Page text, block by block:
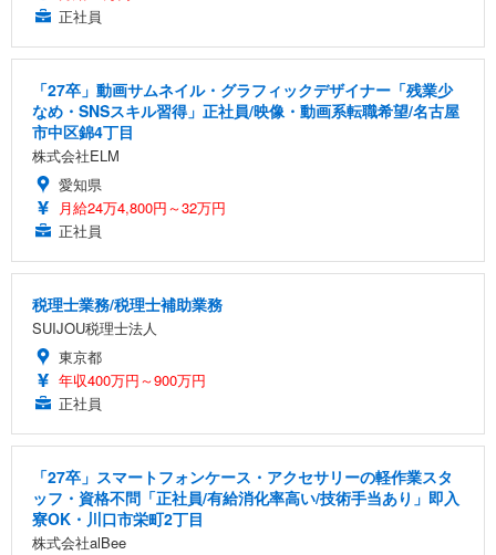
正社員
「27卒」動画サムネイル・グラフィックデザイナー「残業少
なめ・SNSスキル習得」正社員/映像・動画系転職希望/名古屋
市中区錦4丁目
株式会社ELM
愛知県
月給24万4,800円～32万円
正社員
税理士業務/税理士補助業務
SUIJOU税理士法人
東京都
年収400万円～900万円
正社員
「27卒」スマートフォンケース・アクセサリーの軽作業スタ
ッフ・資格不問「正社員/有給消化率高い/技術手当あり」即入
寮OK・川口市栄町2丁目
株式会社alBee